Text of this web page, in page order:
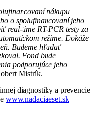
nákupu
o spolufinancovaní jeho
real-time RT-PCR testy za
režime. Dokáže
Budeme hľadať
Fond bude
podporujúce jeho
Mistrík.
diagnostiky a prevencie
www.nadaciaeset.sk.